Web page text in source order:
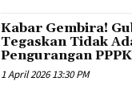
Kabar Gembira!
Tegaskan Tidak
Pengurangan
1 April 2026 13:30 PM